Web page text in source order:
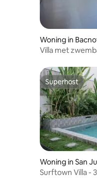
Woning in
Villa met
Superhost
Superhost
Woning in San
Surftown Villa -